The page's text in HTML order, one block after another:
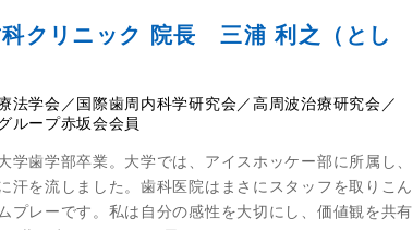
科クリニック 院長 三浦 利之（とし
法学会／国際歯周内科学研究会／高周波治療研究会／
ループ赤坂会会員
学歯学部卒業。大学では、アイスホッケー部に所属し、
汗を流しました。歯科医院はまさにスタッフを取りこん
プレーです。私は自分の感性を大切にし、価値観を共有